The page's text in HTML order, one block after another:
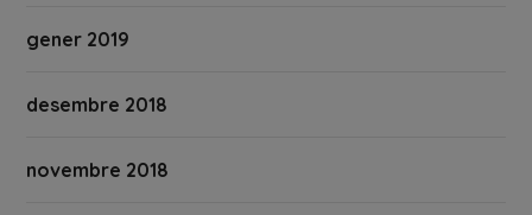
gener 2019
desembre 2018
novembre 2018